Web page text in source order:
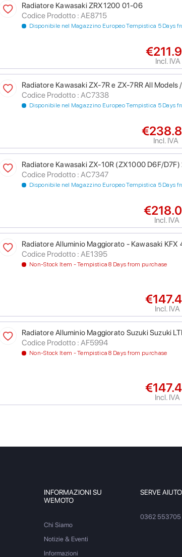
Radiatore Kawasaki ZRX1200 01-06
Codice Prodotto : AE8715
Disponibile nel Magazzino Europeo Tempistica 5 Days
Incl. IVA
Radiatore Kawasaki ZX-7R e ZX-7RR All
Codice Prodotto : AC7338
Disponibile nel Magazzino Europeo Tempistica 5 Days
Incl. IVA
Radiatore Kawasaki ZX-10R (ZX1000 D6F/
Codice Prodotto : AC7347
Disponibile nel Magazzino Europeo Tempistica 5 Days
Incl. IVA
Radiatore Alluminio Maggiorato - Kawasaki
Codice Prodotto : AE1395
Non-Stock Item - Tempistica 8 Days from purchase
Incl. IVA
Radiatore Alluminio Maggiorato Suzuki Suzuki
Codice Prodotto : AF5994
Non-Stock Item - Tempistica 8 Days from purchase
Incl. IVA
INFORMAZIONI SU
WEMOTO
Chi Siamo
Notizie & Eventi
Informazioni
SERVE
0362 553705